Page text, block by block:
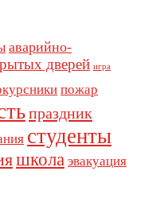
аварийно-
дверей игра
пожар
праздник
студенты
школа эвакуация